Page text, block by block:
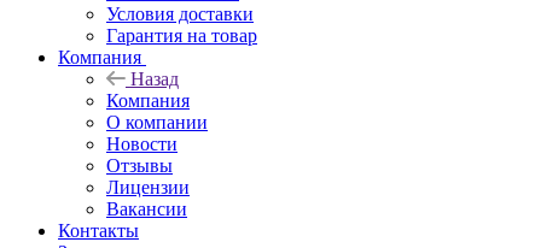
Условия доставки
Гарантия на товар
Компания
Назад
Компания
О компании
Новости
Отзывы
Лицензии
Вакансии
Контакты